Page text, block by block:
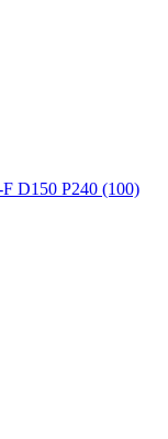
D150 P240 (100)